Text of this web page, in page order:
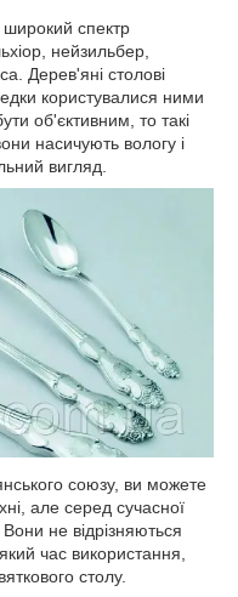
широкий спектр
нейзильбер,
Дерев'яні столові
користувалися ними
об'єктивним, то такі
насичують вологу і
вигляд.
союзу, ви можете
але серед сучасної
не відрізняються
час використання,
столу.